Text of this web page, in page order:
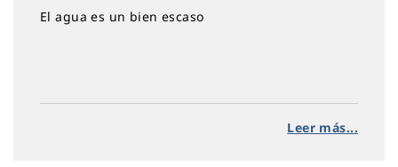
El agua es un bien escaso
Leer más...